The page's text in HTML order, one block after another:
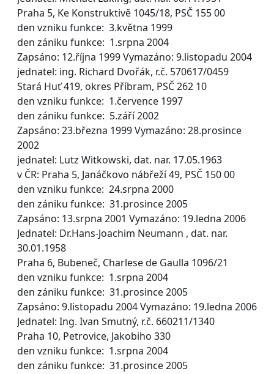
Praha 5, Ke Konstruktivě 1045/18, PSČ 155 00
den vzniku funkce: 3.května 1999
den zániku funkce: 1.srpna 2004
Zapsáno: 12.října 1999 Vymazáno: 9.listopadu 2004
jednatel: ing. Richard Dvořák, r.č. 570617/0459
Stará Huť 419, okres Příbram, PSČ 262 10
den vzniku funkce: 1.července 1997
den zániku funkce: 5.září 2002
Zapsáno: 23.března 1999 Vymazáno: 28.prosince
2002
jednatel: Lutz Witkowski, dat. nar. 17.05.1963
v ČR: Praha 5, Janáčkovo nábřeží 49, PSČ 150 00
den vzniku funkce: 24.srpna 2000
den zániku funkce: 31.prosince 2005
Zapsáno: 13.srpna 2001 Vymazáno: 19.ledna 2006
Jednatel: Dr.Hans-Joachim Neumann , dat. nar.
30.01.1958
Praha 6, Bubeneč, Charlese de Gaulla 1096/21
den vzniku funkce: 1.srpna 2004
den zániku funkce: 31.prosince 2005
Zapsáno: 9.listopadu 2004 Vymazáno: 19.ledna 2006
Jednatel: Ing. Ivan Smutný, r.č. 660211/1340
Praha 10, Petrovice, Jakobiho 330
den vzniku funkce: 1.srpna 2004
den zániku funkce: 31.prosince 2005